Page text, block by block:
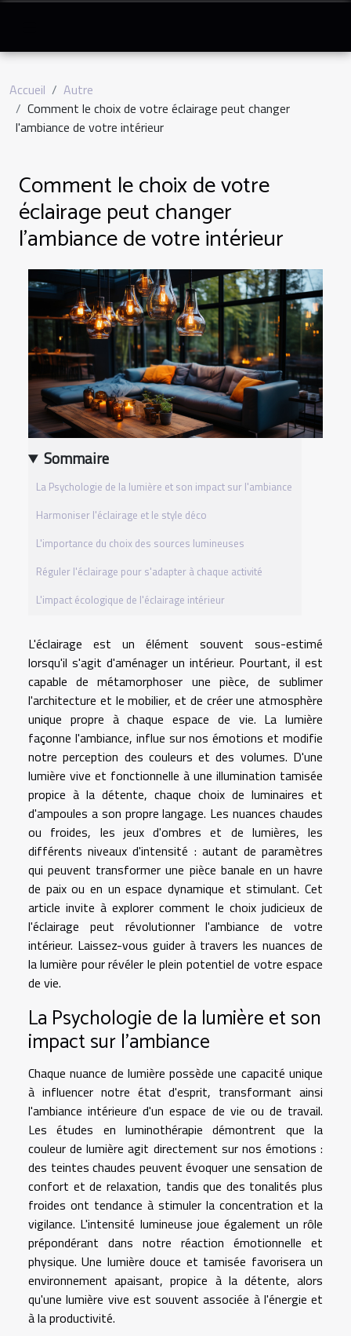
Accueil
Autre
Comment le choix de votre éclairage peut changer
l'ambiance de votre intérieur
Comment le choix de votre
éclairage peut changer
l'ambiance de votre intérieur
Sommaire
La Psychologie de la lumière et son impact sur l'ambiance
Harmoniser l'éclairage et le style déco
L'importance du choix des sources lumineuses
Réguler l'éclairage pour s'adapter à chaque activité
L'impact écologique de l'éclairage intérieur
L'éclairage est un élément souvent sous-estimé
lorsqu'il s'agit d'aménager un intérieur. Pourtant, il est
capable de métamorphoser une pièce, de sublimer
l'architecture et le mobilier, et de créer une atmosphère
unique propre à chaque espace de vie. La lumière
façonne l'ambiance, influe sur nos émotions et modifie
notre perception des couleurs et des volumes. D'une
lumière vive et fonctionnelle à une illumination tamisée
propice à la détente, chaque choix de luminaires et
d'ampoules a son propre langage. Les nuances chaudes
ou froides, les jeux d'ombres et de lumières, les
différents niveaux d'intensité : autant de paramètres
qui peuvent transformer une pièce banale en un havre
de paix ou en un espace dynamique et stimulant. Cet
article invite à explorer comment le choix judicieux de
l'éclairage peut révolutionner l'ambiance de votre
intérieur. Laissez-vous guider à travers les nuances de
la lumière pour révéler le plein potentiel de votre espace
de vie.
La Psychologie de la lumière et son
impact sur l'ambiance
Chaque nuance de lumière possède une capacité unique
à influencer notre état d'esprit, transformant ainsi
l'ambiance intérieure d'un espace de vie ou de travail.
Les études en luminothérapie démontrent que la
couleur de lumière agit directement sur nos émotions :
des teintes chaudes peuvent évoquer une sensation de
confort et de relaxation, tandis que des tonalités plus
froides ont tendance à stimuler la concentration et la
vigilance. L'intensité lumineuse joue également un rôle
prépondérant dans notre réaction émotionnelle et
physique. Une lumière douce et tamisée favorisera un
environnement apaisant, propice à la détente, alors
qu'une lumière vive est souvent associée à l'énergie et
à la productivité.